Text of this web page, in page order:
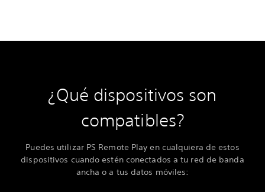
¿Qué dispositivos son
compatibles?
Puedes utilizar PS Remote Play en cualquiera de estos
dispositivos cuando estén conectados a tu red de banda
ancha o a tus datos móviles: